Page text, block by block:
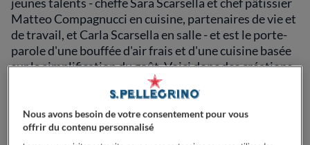
Matteo Compagnucci en cuisine, partenaires de vie et
de travail, et Carla Scarsella en salle - et est le porte-
parole d'une bouffée d'air frais et d'une cuisine basée
sur la simplification du goût. Voici donc des créations
faites avec peu d'ingrédients, conçues dans le but de
rehausser la saveur de chaque élément individuel, qui
ressort clairement et nettement en bouche. Ainsi, des
techniques telles que les fermentations, les
Nous avons besoin de votre consentement pour vous
offrir du contenu personnalisé